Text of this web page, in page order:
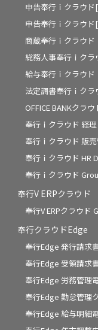
申告奉行ｉクラウ
申告奉行ｉクラウ
商蔵奉行ｉクラウド
総務人事奉行ｉクラ
給与奉行ｉクラウド
法定調書奉行ｉクラ
OFFICE BANKクラウ
奉行ｉクラウド 経
奉行ｉクラウド 販
奉行ｉクラウド HR
奉行ｉクラウド
奉行V ERPクラウド
奉行V ERPクラウド
奉行クラウドEdge
奉行Edge 発行請求
奉行Edge 受領請求
奉行Edge 労務管理
奉行Edge 勤怠管理
奉行Edge 給与明細